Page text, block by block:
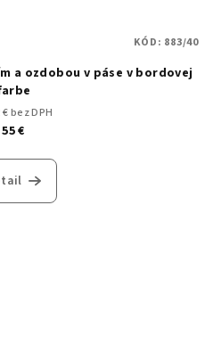
a ozdobou v páse v bordovej
bez DPH
55 €
KÓD: 883/40